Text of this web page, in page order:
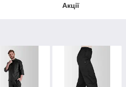
Акції